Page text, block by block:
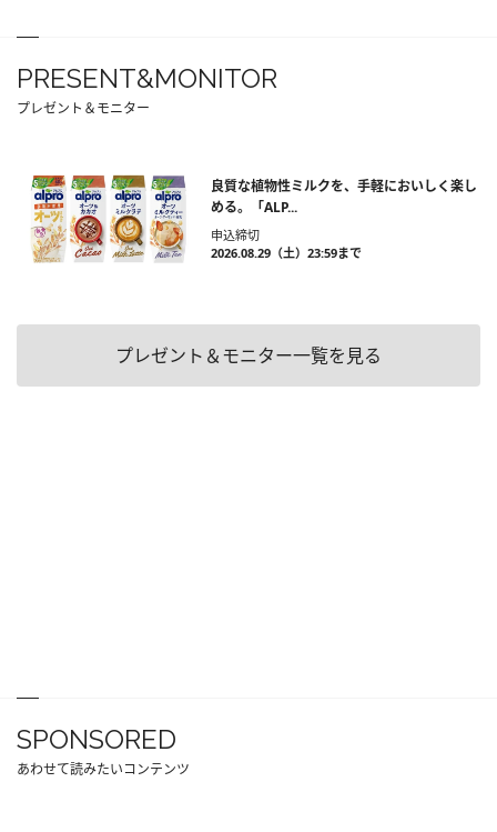
PRESENT&MONITOR
プレゼント＆モニター
良質な植物性ミルクを、手軽においしく楽し
める。「ALP...
申込締切
2026.08.29（土）23:59まで
プレゼント＆モニター一覧を見る
SPONSORED
あわせて読みたいコンテンツ